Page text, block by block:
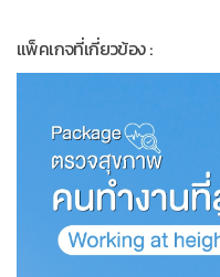
แพ็คเกจที่เกี่ยวข้อง :